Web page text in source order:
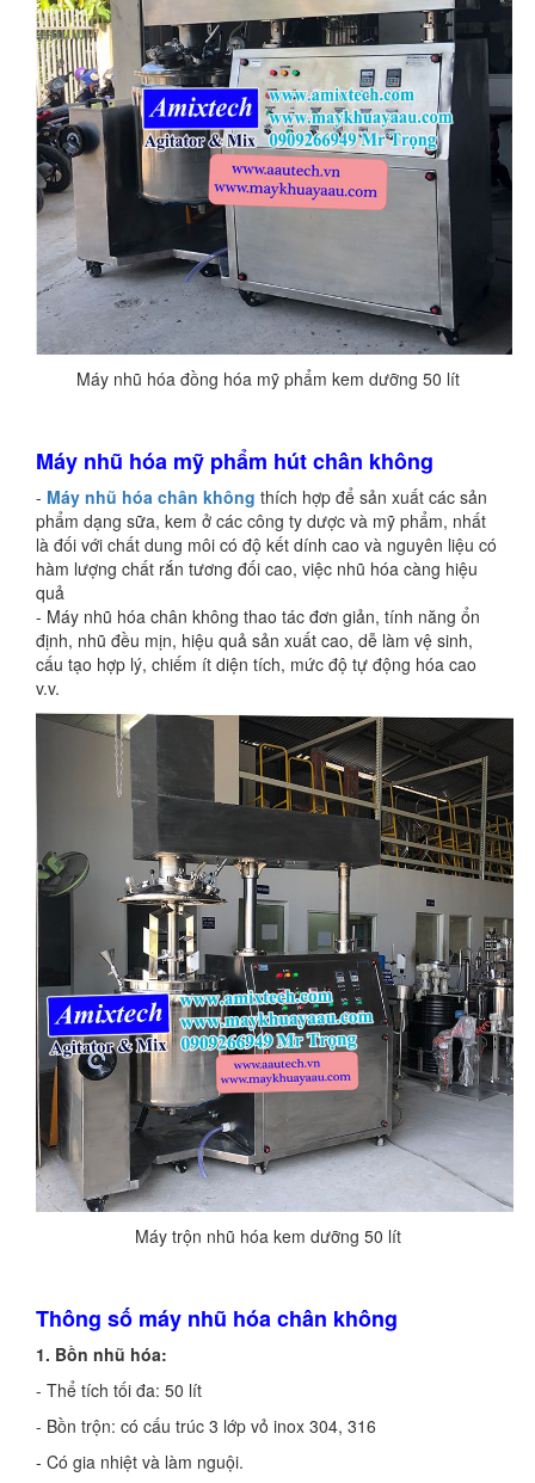
Máy nhũ hóa đồng hóa mỹ phẩm kem dưỡng 50 lít
Máy nhũ hóa mỹ phẩm hút chân không
- Máy nhũ hóa chân không thích hợp để sản xuất các sản
phẩm dạng sữa, kem ở các công ty dược và mỹ phẩm, nhất
là đối với chất dung môi có độ kết dính cao và nguyên liệu có
hàm lượng chất rắn tương đối cao, việc nhũ hóa càng hiệu
quả
- Máy nhũ hóa chân không thao tác đơn giản, tính năng ổn
định, nhũ đều mịn, hiệu quả sản xuất cao, dễ làm vệ sinh,
cấu tạo hợp lý, chiếm ít diện tích, mức độ tự động hóa cao
v.v.
Máy trộn nhũ hóa kem dưỡng 50 lít
Thông số máy nhũ hóa chân không
1. Bồn nhũ hóa:
- Thể tích tối đa: 50 lít
- Bồn trộn: có cấu trúc 3 lớp vỏ inox 304, 316
- Có gia nhiệt và làm nguội.